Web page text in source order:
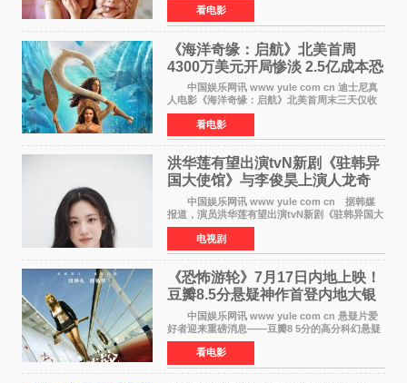
同年3月19日北美上映，片方希望借此利用春假档
期争取更多年轻
看电影
《海洋奇缘：启航》北美首周
4300万美元开局惨淡 2.5亿成本恐
巨亏1亿
中国娱乐网讯 www yule com cn 迪士尼真
人电影《海洋奇缘：启航》北美首周末三天仅收
4300万美元（开画3827馆），中国内地首周票房
仅840万元人民币，全球开画票房约9500万美
元，远低于业内
看电影
洪华莲有望出演tvN新剧《驻韩异
国大使馆》与李俊昊上演人龙奇
幻罗曼史
中国娱乐网讯 www yule com cn 据韩媒
报道，演员洪华莲有望出演tvN新剧《驻韩异国大
使馆》女主角，与李俊昊合作，引发观众期
待。 该剧讲述了一位因管理驻韩异国大使馆
（负责管理居住在大
电视剧
《恐怖游轮》7月17日内地上映！
豆瓣8.5分悬疑神作首登内地大银
中国娱乐网讯 www yule com cn 悬疑片爱
好者迎来重磅消息——豆瓣8 5分的高分科幻悬疑
电影《恐怖游轮》正式宣布定档7月17日在内地上
映。这部由英国导演克里斯托弗·史密斯执导、惊
悚片女王梅
看电影